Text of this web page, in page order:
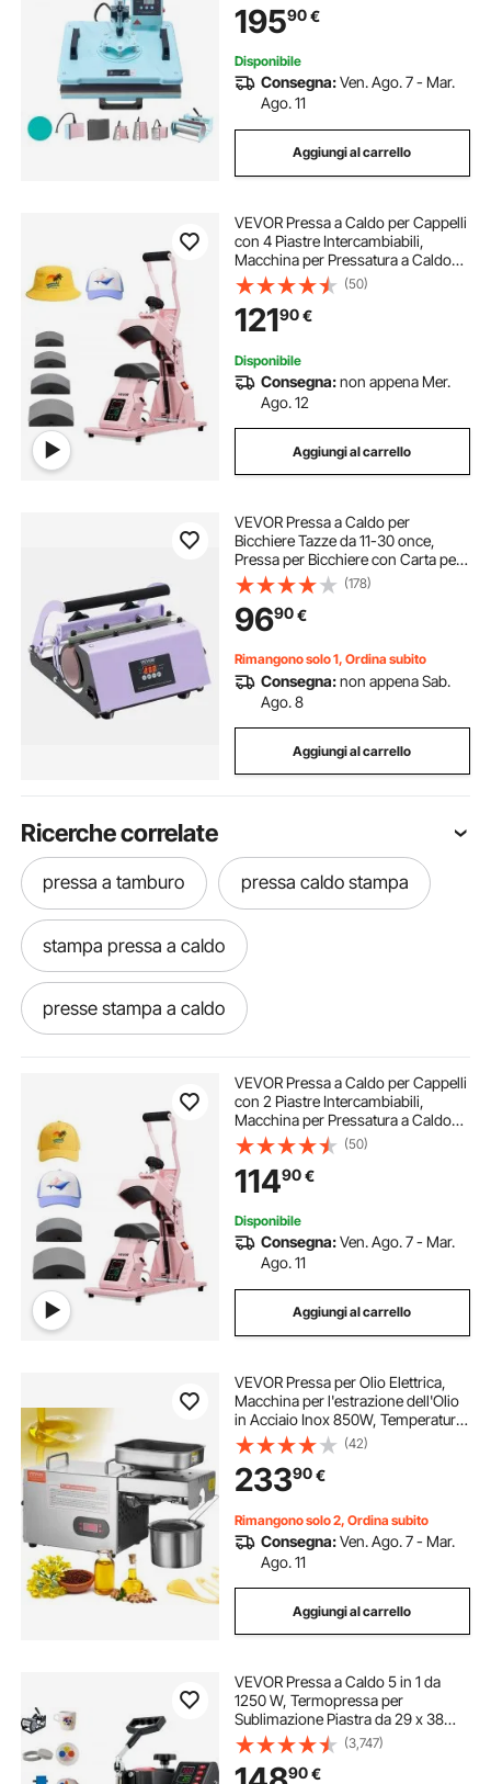
19590€
Disponibile
Consegna:Ven. Ago. 7 - Mar.
Ago. 11
Aggiungi al carrello
VEVOR Pressa a Caldo per Cappelli
con 4 Piastre Intercambiabili,
Macchina per Pressatura a Caldo
per Cappelli con Controllo della
Temperatura e del Tempo, per
Cappellini, Fasce, Mascherine,
Rosa
(50)
12190€
Disponibile
Consegna:non appena Mer.
Ago. 12
Aggiungi al carrello
VEVOR Pressa a Caldo per
Bicchiere Tazze da 11-30 once,
Pressa per Bicchiere con Carta per
Sublimazione, Nastro Adesivo
Guanti, Impostazione Temperatura
Tempo, Macchina Pressa a Caldo
Fai da te
(178)
9690€
Rimangono solo 1, Ordina subito
Consegna:non appena Sab.
Ago. 8
Aggiungi al carrello
Ricerche correlate
pressa a tamburo pressa caldo stampa
stampa pressa a caldo
presse stampa a caldo
stampo a pressa pressa per stampa
stampo per presse pressa stampa
pressa stampa magliette
pressa per stampa magliette
pressa per stampe
pressa stampa cappelli pressa da stampa
VEVOR Pressa a Caldo per Cappelli
con 2 Piastre Intercambiabili,
Macchina per Pressatura a Caldo
per Cappelli con Controllo della
Temperatura e del Tempo, per
Cappellini, Fasce, Mascherine,
Rosa
(50)
11490€
Disponibile
Consegna:Ven. Ago. 7 - Mar.
Ago. 11
Aggiungi al carrello
VEVOR Pressa per Olio Elettrica,
Macchina per l'estrazione dell'Olio
in Acciaio Inox 850W, Temperatura
Regolabile 0-300 ℃, Pannello per
Olio a Pressa a Caldo per Spremere
Arachidi, Semi di Sesamo
(42)
23390€
Rimangono solo 2, Ordina subito
Consegna:Ven. Ago. 7 - Mar.
Ago. 11
Aggiungi al carrello
VEVOR Pressa a Caldo 5 in 1 da
1250 W, Termopressa per
Sublimazione Piastra da 29 x 38
cm, Uso per Magliette, Federe,
Cappelli, Tazze, Custodie per
cellulari, Collari per Animali, Piatti in
(3,747)
90€